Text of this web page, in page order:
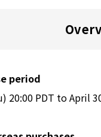
period
20:00 PDT to April